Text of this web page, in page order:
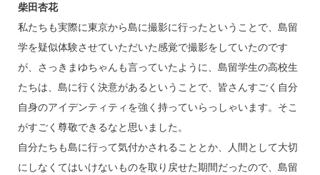
柴田杏花
私たちも実際に東京から島に撮影に行ったということで、島留
学を疑似体験させていただいた感覚で撮影をしていたのです
が、さっきまゆちゃんも言っていたように、島留学生の高校生
たちは、島に行く決意があるということで、皆さんすごく自分
自身のアイデンティティを強く持っていらっしゃいます。そこ
がすごく尊敬できるなと思いました。
自分たちも島に行って気付かされることとか、人間として大切
にしなくてはいけないものを取り戻せた期間だったので、島留